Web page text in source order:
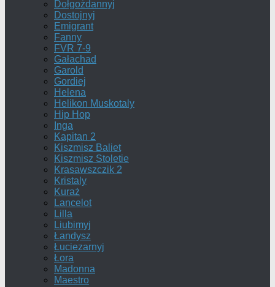
Dołgożdannyj
Dostojnyj
Emigrant
Fanny
FVR 7-9
Gałachad
Garold
Gordiej
Helena
Helikon Muskotaly
Hip Hop
Inga
Kapitan 2
Kiszmisz Baliet
Kiszmisz Stoletie
Krasawszczik 2
Kristaly
Kuraż
Lancelot
Lilla
Liubimyj
Łandysz
Łuciezarnyj
Łora
Madonna
Maestro